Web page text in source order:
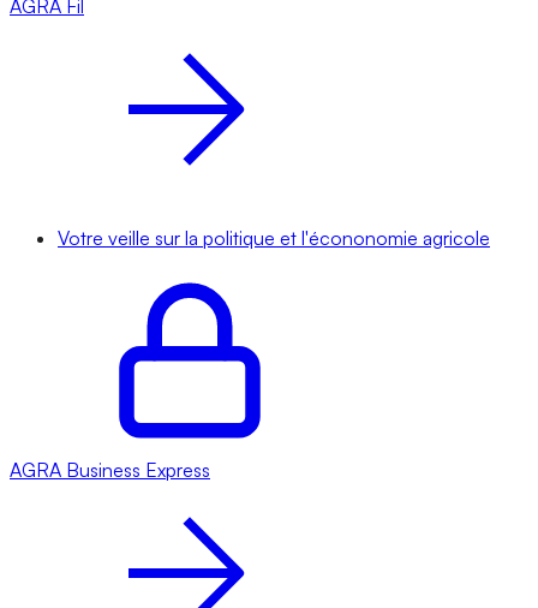
AGRA Fil
Votre veille sur la politique et l'écononomie agricole
AGRA Business Express